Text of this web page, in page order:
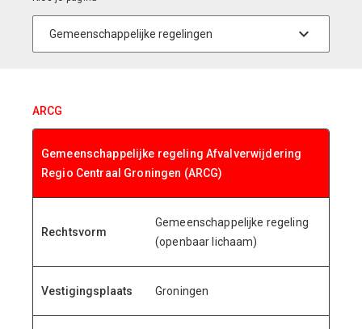
ARCG
Gemeenschappelijke regeling Afvalverwijdering
Regio Centraal Groningen (ARCG)
Rechtsvorm
Gemeenschappelijke regeling
(openbaar lichaam)
Vestigingsplaats Groningen